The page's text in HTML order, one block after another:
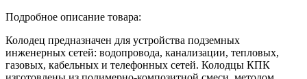
Подробное описание товара:
Колодец предназначен для устройства подземных
инженерных сетей: водопровода, канализации, тепловых,
газовых, кабельных и телефонных сетей. Колодцы КПК